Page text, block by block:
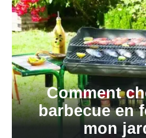
Comment
barbecue en
mon